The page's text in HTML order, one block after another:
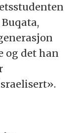
og det han